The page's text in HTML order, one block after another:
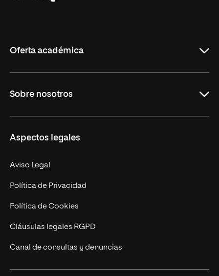
Oferta académica
Másteres Oficiales
Másteres Propios
Doctorados
Experto Universitario
Postgrados
Cursos Universitarios
Sobre nosotros
Facultades
Nuestro Equipo
Trabaja en UNIR
Actualidad
UNIR Revista
Eventos
Aspectos legales
Aviso Legal
Política de Privacidad
Política de Cookies
Cláusulas legales RGPD
Canal de consultas y denuncias